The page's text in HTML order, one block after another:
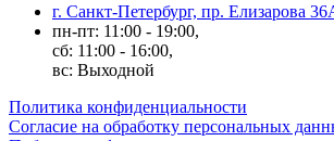
г. Санкт-Петербург, пр. Елизарова
пн-пт: 11:00 - 19:00,
сб: 11:00 - 16:00,
вс: Выходной
Политика конфиденциальности
Согласие на обработку персональных